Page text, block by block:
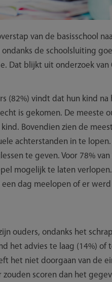
van de basisschool
de schoolsluiting
Dat blijkt uit onderzoek van
(82%) vindt dat hun kind
is gekomen. De meeste
Bovendien zien de
achterstanden in te
te geven. Voor 78%
mogelijk te laten
dag meelopen of er
ouders, ondanks het
het advies te laag (14%) of
het niet doorgaan van de
scoren dan het